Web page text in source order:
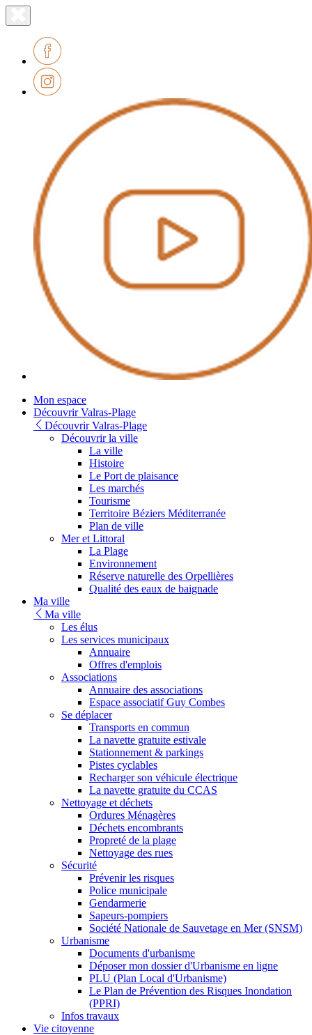
le
Lien
page
accueil
Mon espace
Découvrir Valras-Plage
Découvrir Valras-Plage
Découvrir la ville
La ville
Histoire
Le Port de plaisance
Les marchés
Tourisme
Territoire Béziers Méditerranée
Plan de ville
Mer et Littoral
La Plage
Environnement
Réserve naturelle des Orpellières
Qualité des eaux de baignade
Ma ville
Ma ville
Les élus
Les services municipaux
Annuaire
Offres d'emplois
Associations
Annuaire des associations
Espace associatif Guy Combes
Se déplacer
Transports en commun
La navette gratuite estivale
Stationnement & parkings
Pistes cyclables
Recharger son véhicule électrique
La navette gratuite du CCAS
Nettoyage et déchets
Ordures Ménagères
Déchets encombrants
Propreté de la plage
Nettoyage des rues
Sécurité
Prévenir les risques
Police municipale
Gendarmerie
Sapeurs-pompiers
Société Nationale de Sauvetage en Mer (SNSM)
Urbanisme
Documents d'urbanisme
Déposer mon dossier d'Urbanisme en ligne
PLU (Plan Local d'Urbanisme)
Le Plan de Prévention des Risques Inondation
(PPRI)
Infos travaux
Vie citoyenne